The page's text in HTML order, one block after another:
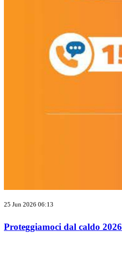
25 Jun 2026 06:13
Proteggiamoci dal caldo 2026